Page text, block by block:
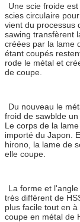
Une scie froide
scies circulaire
vient du processus
sawing transfèrent
créées par la lame
étant coupés
rode le métal et
de coupe.
Du nouveau le
froid de sawblde
Le corps de la
importé du Japon.
hirono, la lame de
elle coupe.
La forme et
très différent de
plus facile tout en
coupe en métal de